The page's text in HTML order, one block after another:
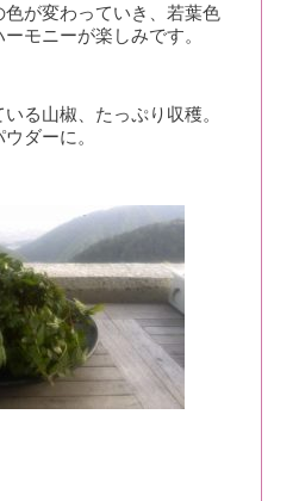
が変わっていき、若葉色
モニーが楽しみです。
る山椒、たっぷり収穫。
ダーに。